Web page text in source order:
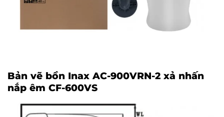
Bản vẽ bồn Inax AC-900VRN-2 xả nhấn
nắp êm CF-600VS